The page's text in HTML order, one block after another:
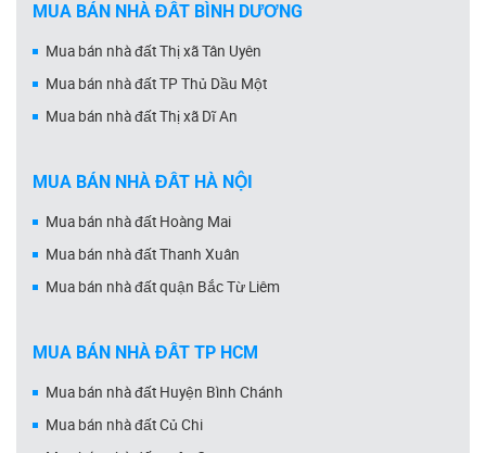
MUA BÁN NHÀ ĐẤT BÌNH DƯƠNG
Mua bán nhà đất Thị xã Tân Uyên
Mua bán nhà đất TP Thủ Dầu Một
Mua bán nhà đất Thị xã Dĩ An
MUA BÁN NHÀ ĐẤT HÀ NỘI
Mua bán nhà đất Hoàng Mai
Mua bán nhà đất Thanh Xuân
Mua bán nhà đất quận Bắc Từ Liêm
MUA BÁN NHÀ ĐẤT TP HCM
Mua bán nhà đất Huyện Bình Chánh
Mua bán nhà đất Củ Chi